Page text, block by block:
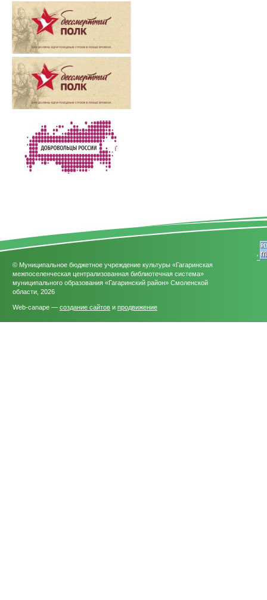
© Муниципальное бюджетное учреждение культуры «Гагаринская
межпоселенческая централизованная библиотечная система»
муниципального образования «Гагаринский район» Смоленской
области, 2026
Web-canape — создание сайтов и продвижение
'